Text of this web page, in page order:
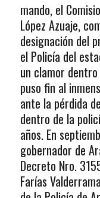
mando, el
López Azuaje,
designación del
el Policía del
un clamor
puso fin al
ante la pérdida
dentro de la
años. En
gobernador de
Decreto Nro.
Farías